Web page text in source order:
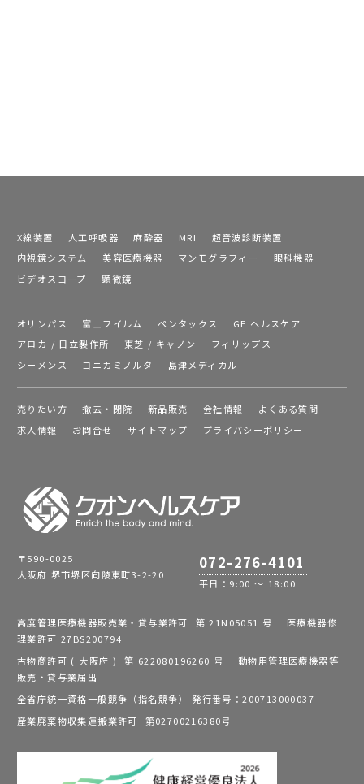
X線装置 人工呼吸器 麻酔器 MRI
超音波診断装置
内視鏡システム
美容医療機器 マンモグラフィー
眼科機器
ビデオスコープ
顕微鏡
オリンパス 富士フイルム ペンタックス
GE ヘルスケア
アロカ / 日立製作所
東芝 / キャノン
フィリップス
シーメンス
コニカミノルタ 島津メディカル
売りたい方 撤去・閉院 新品販売 会社情報
よくある質問
求人情報
お問合せ サイトマップ プライバシーポリシー
〒590-0025
大阪府 堺市堺区向陵東町3-2-20
072-276-4101
平日：9:00 ～ 18:00
高度管理医療機器販売業・貸与業許可 第 21N05051 号 医療機器修
理業許可 27BS200794
古物商許可 ( 大阪府 ) 第 622080196260 号 動物用管理医療機器等
販売・貸与業届出
全省庁統一資格一般競争（指名競争） 発行番号：200713000037
産業廃棄物収集運搬業許可 第02700216380号